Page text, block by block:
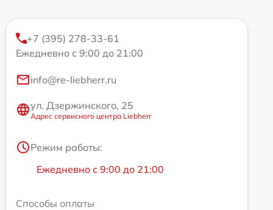
+7 (395) 278-33-61
Ежедневно с 9:00 до 21:00
info@re-liebherr.ru
ул. Дзержинского, 25
Адрес сервисного центра Liebherr
Режим работы:
Ежедневно с 9:00 до 21:00
Способы оплаты